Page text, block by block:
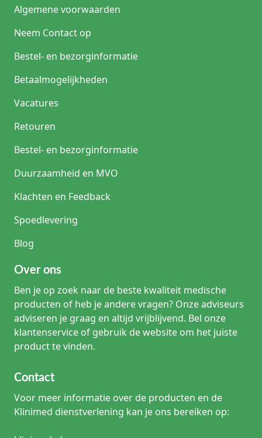
Algemene voorwaarden
Neem Contact op
Bestel- en bezorginformatie
Betaalmogelijkheden
Vacatures
Retouren
Bestel- en bezorginformatie
Duurzaamheid en MVO
Klachten en Feedback
Spoedlevering
Blog
Over ons
Ben je op zoek naar de beste kwaliteit medische
producten of heb je andere vragen? Onze adviseurs
adviseren je graag en altijd vrijblijvend. Bel onze
klantenservice of gebruik de website om het juiste
product te vinden.
Contact
Voor meer informatie over de producten en de
Klinimed dienstverlening kan je ons bereiken op: